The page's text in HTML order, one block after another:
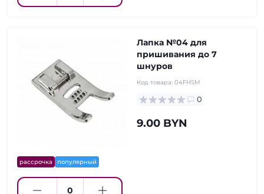
рассрочка популярный
Лапка №04 для
пришивания до 7
шнуров
Код товара: 04FHSM
0
9.00 BYN